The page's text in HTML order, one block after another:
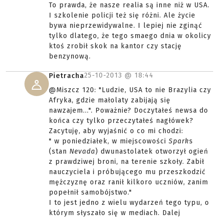
To prawda, że nasze realia są inne niż w USA.
I szkolenie policji też się różni. Ale życie
bywa nieprzewidywalne. I lepiej nie zginąć
tylko dlatego, że tego smaego dnia w okolicy
ktoś zrobił skok na kantor czy stację
benzynową.
Pietracha25-10-2013 @ 18:44
@Miszcz 120: "Ludzie, USA to nie Brazylia czy
Afryka, gdzie małolaty zabijają się
nawzajem...". Poważnie? Doczytałeś newsa do
końca czy tylko przeczytałeś nagłówek?
Zacytuję, aby wyjaśnić o co mi chodzi:
" w poniedziałek, w miejscowości Sparks
(stan Nevada) dwunastolatek otworzył ogień
z prawdziwej broni, na terenie szkoły. Zabił
nauczyciela i próbującego mu przeszkodzić
mężczyznę oraz ranił kilkoro uczniów, zanim
popełnił samobójstwo."
I to jest jedno z wielu wydarzeń tego typu, o
którym słyszało się w mediach. Dalej